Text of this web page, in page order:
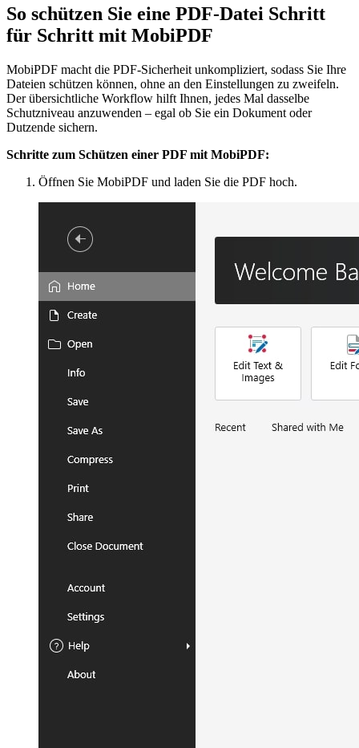
So schützen Sie eine PDF-Datei Schritt
für Schritt mit MobiPDF
MobiPDF macht die PDF-Sicherheit unkompliziert, sodass Sie Ihre
Dateien schützen können, ohne an den Einstellungen zu zweifeln.
Der übersichtliche Workflow hilft Ihnen, jedes Mal dasselbe
Schutzniveau anzuwenden – egal ob Sie ein Dokument oder
Dutzende sichern.
Schritte zum Schützen einer PDF mit MobiPDF:
Öffnen Sie MobiPDF und laden Sie die PDF hoch.